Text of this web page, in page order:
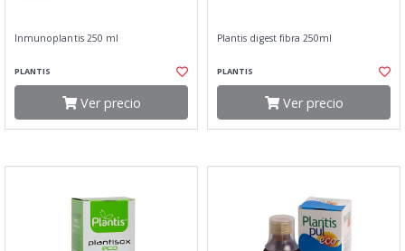
Inmunoplantis 250 ml
PLANTIS
Ver precio
Plantis digest fibra 250ml
PLANTIS
Ver precio